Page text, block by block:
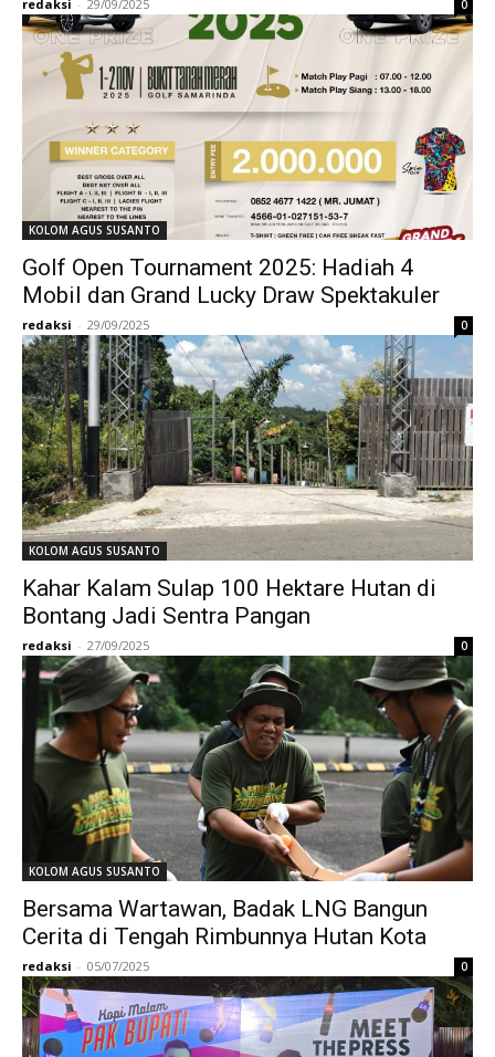
redaksi - 29/09/2025 0
KOLOM AGUS SUSANTO
Golf Open Tournament 2025: Hadiah 4
Mobil dan Grand Lucky Draw Spektakuler
redaksi - 29/09/2025 0
KOLOM AGUS SUSANTO
Kahar Kalam Sulap 100 Hektare Hutan di
Bontang Jadi Sentra Pangan
redaksi - 27/09/2025 0
KOLOM AGUS SUSANTO
Bersama Wartawan, Badak LNG Bangun
Cerita di Tengah Rimbunnya Hutan Kota
redaksi - 05/07/2025 0